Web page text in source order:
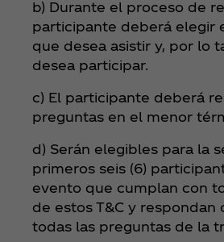
b) Durante el proceso de
participante deberá elegir
que desea asistir y, por lo
desea participar.
c) El participante deberá
preguntas en el menor
d) Serán elegibles para la
primeros seis (6)
evento que cumplan con
de estos T&C y
todas las preguntas de la